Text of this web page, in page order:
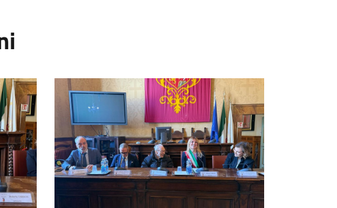
Festa in Comune per Michelangelo Onigi